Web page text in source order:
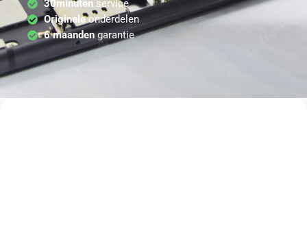
30minutenservice
Origineleonderdelen
6 maandengarantie